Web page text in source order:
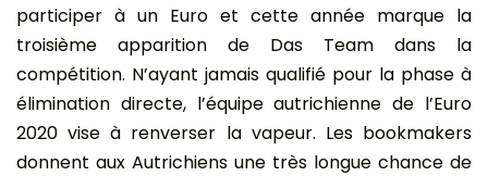
participer à un Euro et cette année marque la
troisième apparition de Das Team dans la
compétition. N’ayant jamais qualifié pour la phase à
élimination directe, l’équipe autrichienne de l’Euro
2020 vise à renverser la vapeur. Les bookmakers
donnent aux Autrichiens une très longue chance de